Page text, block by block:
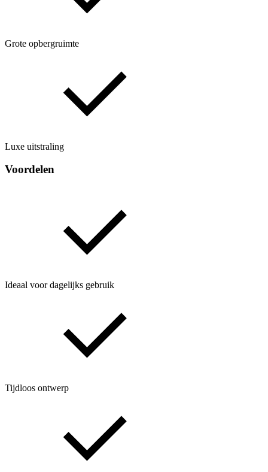
Grote opbergruimte
Luxe uitstraling
Voordelen
Ideaal voor dagelijks gebruik
Tijdloos ontwerp